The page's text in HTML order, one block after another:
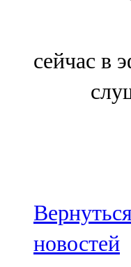
Болгар
100,3 FM
Зәй
сейчас в
новостей